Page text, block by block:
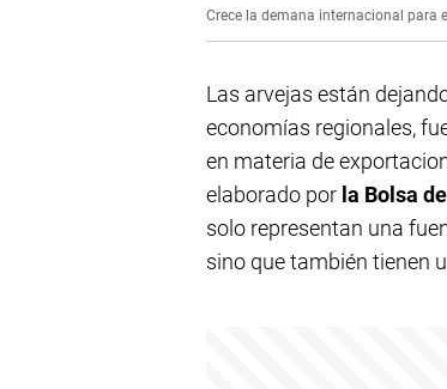
Crece la demana internacional para
Las arvejas están
economías regionales,
en materia de
elaborado por la Bolsa
solo representan una
sino que también tienen